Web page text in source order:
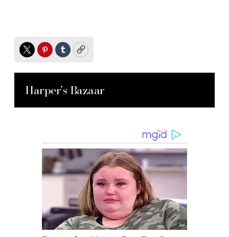
TwitterPinterest
TumblrCopy
Harper’s Bazaar